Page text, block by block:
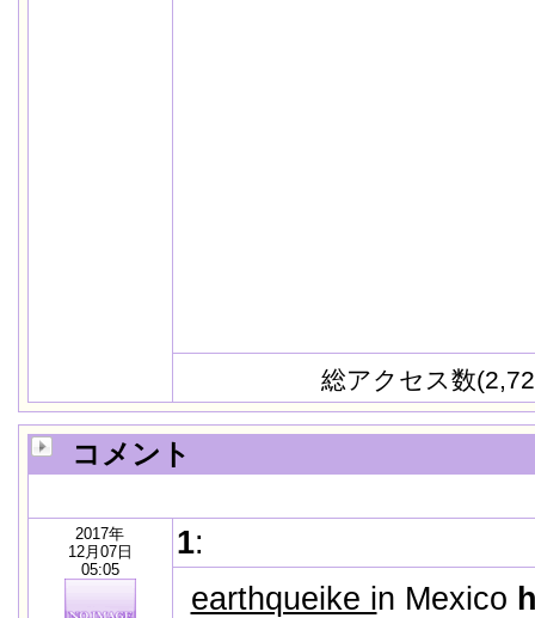
総アクセス数
コメント
2017年
12月07日
05:05
1:
earthqueike in Mexico